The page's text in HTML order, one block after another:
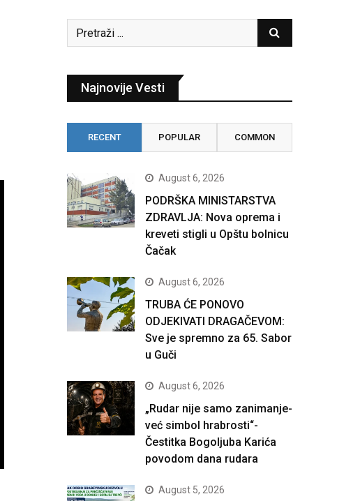
Najnovije Vesti
RECENT POPULAR COMMON
August 6, 2026
PODRŠKA MINISTARSTVA
ZDRAVLJA: Nova oprema i
kreveti stigli u Opštu bolnicu
Čačak
August 6, 2026
TRUBA ĆE PONOVO
ODJEKIVATI DRAGAČEVOM:
Sve je spremno za 65. Sabor
u Guči
August 6, 2026
„Rudar nije samo zanimanje-
već simbol hrabrosti“-
Čestitka Bogoljuba Karića
povodom dana rudara
August 5, 2026